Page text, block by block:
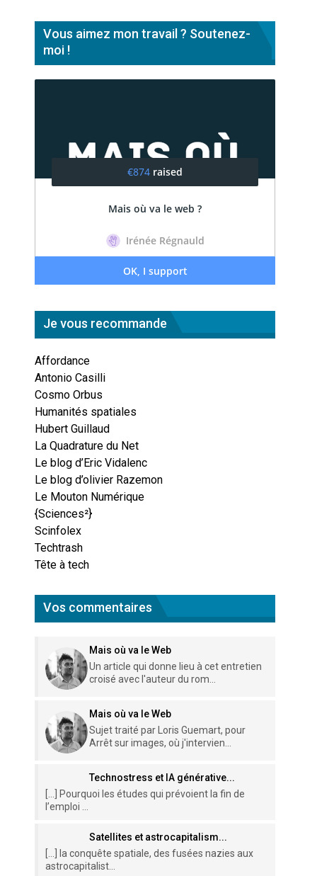
Vous aimez mon travail ? Soutenez-
moi !
Je vous recommande
Affordance
Antonio Casilli
Cosmo Orbus
Humanités spatiales
Hubert Guillaud
La Quadrature du Net
Le blog d’Eric Vidalenc
Le blog d’olivier Razemon
Le Mouton Numérique
{Sciences²}
Scinfolex
Techtrash
Tête à tech
Vos commentaires
Mais où va le Web
Un article qui donne lieu à cet entretien
croisé avec l'auteur du rom...
Mais où va le Web
Sujet traité par Loris Guemart, pour
Arrêt sur images, où j'intervien...
Technostress et IA générative...
[…] Pourquoi les études qui prévoient la fin de
l’emploi ...
Satellites et astrocapitalism...
[…] la conquête spatiale, des fusées nazies aux
astrocapitalist...